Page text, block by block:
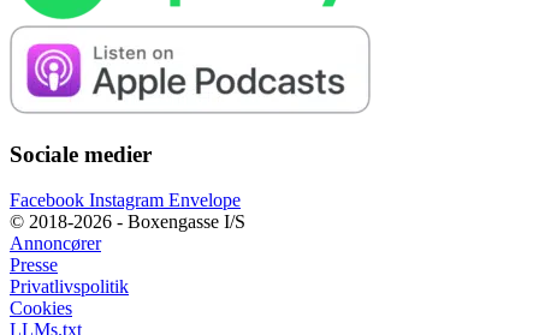
Sociale medier
Facebook Instagram Envelope
© 2018-2026 - Boxengasse I/S
Annoncører
Presse
Privatlivspolitik
Cookies
LLMs.txt